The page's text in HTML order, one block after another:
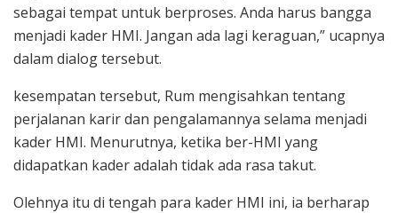
sebagai tempat untuk berproses. Anda harus bangga
menjadi kader HMI. Jangan ada lagi keraguan,” ucapnya
dalam dialog tersebut.
kesempatan tersebut, Rum mengisahkan tentang
perjalanan karir dan pengalamannya selama menjadi
kader HMI. Menurutnya, ketika ber-HMI yang
didapatkan kader adalah tidak ada rasa takut.
Olehnya itu di tengah para kader HMI ini, ia berharap